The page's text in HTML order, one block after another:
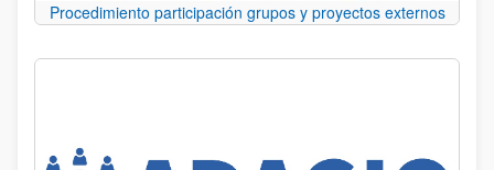
Procedimiento participación grupos y proyectos externos